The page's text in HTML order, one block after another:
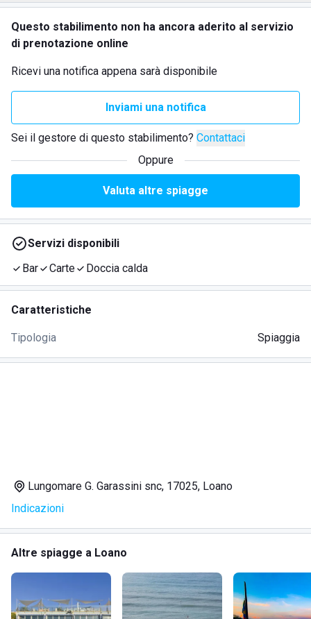
Questo stabilimento non ha ancora aderito al servizio
di prenotazione online
Ricevi una notifica appena sarà disponibile
Inviami una notifica
Sei il gestore di questo stabilimento? Contattaci
Oppure
Valuta altre spiagge
Servizi disponibili
Bar
Carte Doccia calda
Caratteristiche
Tipologia Spiaggia
Lungomare G. Garassini snc, 17025, Loano
Indicazioni
Altre spiagge a Loano